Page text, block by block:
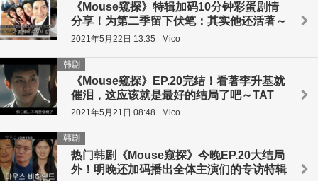
《Mouse窥探》特辑加码10分钟彩蛋剧情
分享！为第二季留下伏笔：其实他还活著～
2021年5月22日 13:35 Mico
《Mouse窥探》EP.20完结！看著李升基就
催泪，这应该就是最好的结局了吧～TAT
韩剧
2021年5月21日 08:48 Mico
热门韩剧《Mouse窥探》今晚EP.20大结局
外！明晚还加码播出全体主演们的专访特辑
韩剧